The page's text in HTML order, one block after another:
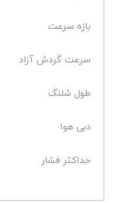
بازه سرعت
سرعت گردش آزاد
طول شلنگ
دبی هوا
حداکثر فشار